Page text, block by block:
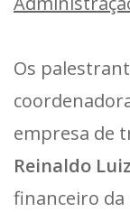
Os
empresa de
Reinaldo
financeiro